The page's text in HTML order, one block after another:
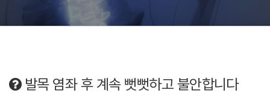
발목 염좌 후 계속 뻣뻣하고 불안합니다